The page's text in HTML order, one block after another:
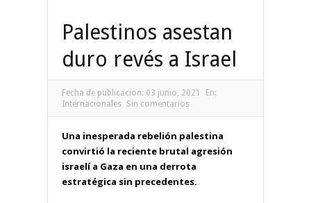
Palestinos asestan
duro revés a Israel
Fecha de publicacion: 03 junio, 2021
En:
Internacionales Sin comentarios
Una inesperada rebelión palestina
convirtió la reciente brutal agresión
israelí a Gaza en una derrota
estratégica sin precedentes.